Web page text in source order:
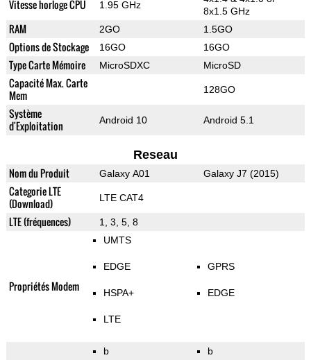
Vitesse horloge CPU 1.95 GHz
8x1.5 GHz
RAM 2GO 1.5GO
Options de Stockage 16GO 16GO
Type Carte Mémoire MicroSDXC MicroSD
Capacité Max. Carte
Mem
128GO
Système
d'Exploitation
Android 10 Android 5.1
Reseau
Nom du Produit Galaxy A01 Galaxy J7 (2015)
Categorie LTE
(Download)
LTE CAT4
LTE (fréquences) 1, 3, 5, 8
Propriétés Modem
UMTS
EDGE
HSPA+
LTE
GPRS
EDGE
b b